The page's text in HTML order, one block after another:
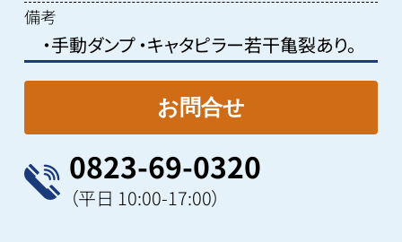
備考
・手動ダンプ ・キャタピラー若干亀裂あり。
0823-69-0320
（平日 10:00-17:00）